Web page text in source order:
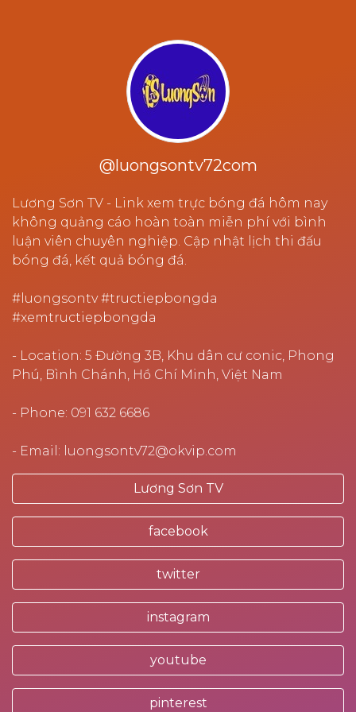
@luongsontv72com
Lương Sơn TV - Link xem trực bóng đá hôm nay
không quảng cáo hoàn toàn miễn phí với bình
luận viên chuyên nghiệp. Cập nhật lịch thi đấu
bóng đá, kết quả bóng đá.
#luongsontv #tructiepbongda
#xemtructiepbongda
- Location: 5 Đường 3B, Khu dân cư conic, Phong
Phú, Bình Chánh, Hồ Chí Minh, Việt Nam
- Phone: 091 632 6686
- Email: luongsontv72@okvip.com
Lương Sơn TV
facebook
twitter
instagram
youtube
pinterest